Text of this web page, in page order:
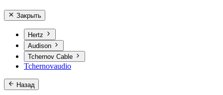
Закрыть
Hertz
Audison
Tchernov Cable
Tchernovaudio
Назад